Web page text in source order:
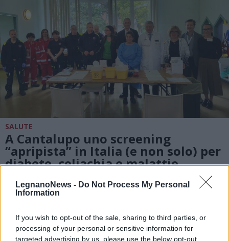
LegnanoNews - Do Not Process My Personal
Information
If you wish to opt-out of the sale, sharing to third parties, or
processing of your personal or sensitive information for
targeted advertising by us, please use the below opt-out
SALUTE
A Cantalupo uno screening
“apripista” in Italia (e non solo) per
diabete, celiachia e malattie